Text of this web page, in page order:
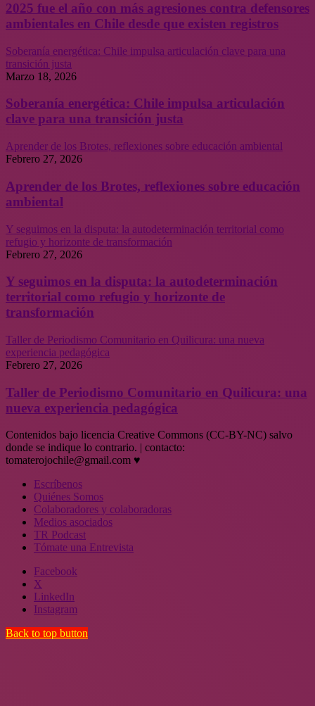
2025 fue el año con más agresiones contra defensores
ambientales en Chile desde que existen registros
Soberanía energética: Chile impulsa articulación clave para una
transición justa
Marzo 18, 2026
Soberanía energética: Chile impulsa articulación
clave para una transición justa
Aprender de los Brotes, reflexiones sobre educación ambiental
Febrero 27, 2026
Aprender de los Brotes, reflexiones sobre educación
ambiental
Y seguimos en la disputa: la autodeterminación territorial como
refugio y horizonte de transformación
Febrero 27, 2026
Y seguimos en la disputa: la autodeterminación
territorial como refugio y horizonte de
transformación
Taller de Periodismo Comunitario en Quilicura: una nueva
experiencia pedagógica
Febrero 27, 2026
Taller de Periodismo Comunitario en Quilicura: una
nueva experiencia pedagógica
Contenidos bajo licencia Creative Commons (CC-BY-NC) salvo
donde se indique lo contrario. | contacto:
tomaterojochile@gmail.com ♥
Escríbenos
Quiénes Somos
Colaboradores y colaboradoras
Medios asociados
TR Podcast
Tómate una Entrevista
Facebook
X
LinkedIn
Instagram
Back to top button